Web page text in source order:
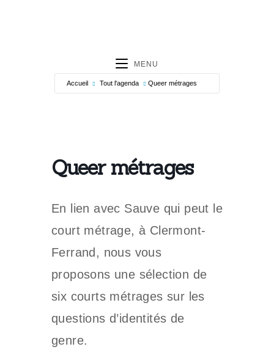
MENU
Accueil Tout l'agenda Queer métrages
Queer métrages
En lien avec Sauve qui peut le
court métrage, à Clermont-
Ferrand, nous vous
proposons une sélection de
six courts métrages sur les
questions d’identités de
genre.